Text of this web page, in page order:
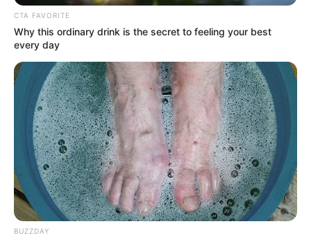
Artesanatos
Encadernação Artesanal
Filtro dos Sonhos
Lembrancinhas de Casamento
Mosaico
CTA FAVORITE
Why this ordinary drink is the secret to feeling your best
every day
BUZZDAY